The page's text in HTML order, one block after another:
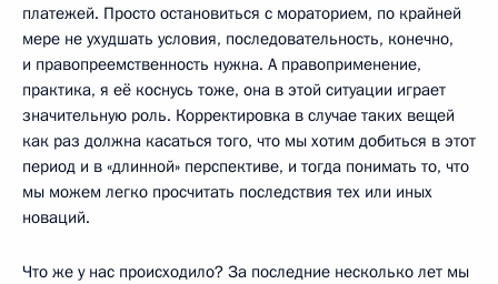
платежей. Просто остановиться с мораторием, по крайней
мере не ухудшать условия, последовательность, конечно,
и правопреемственность нужна. А правоприменение,
практика, я её коснусь тоже, она в этой ситуации играет
значительную роль. Корректировка в случае таких вещей
как раз должна касаться того, что мы хотим добиться в этот
период и в «длинной» перспективе, и тогда понимать то, что
мы можем легко просчитать последствия тех или иных
новаций.
Что же у нас происходило? За последние несколько лет мы